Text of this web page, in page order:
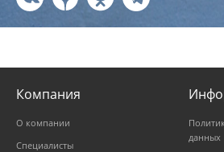
Компания
О компании
Специалисты
данных